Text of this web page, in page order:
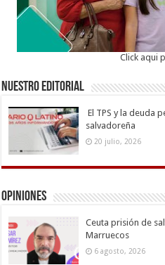
Click aqui
Nuestro Editorial
El TPS y la deuda
salvadoreña
20 julio, 2026
Opiniones
Ceuta prisión de
Marruecos
6 agosto, 2026